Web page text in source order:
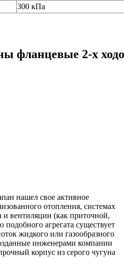
300 кПа
фланцевые 2-х
нашел свое активное
отопления, системах
и вентиляции (как приточной,
агрегата существует
жидкого или газообразного
инженерами компании
корпус из серого чугуна